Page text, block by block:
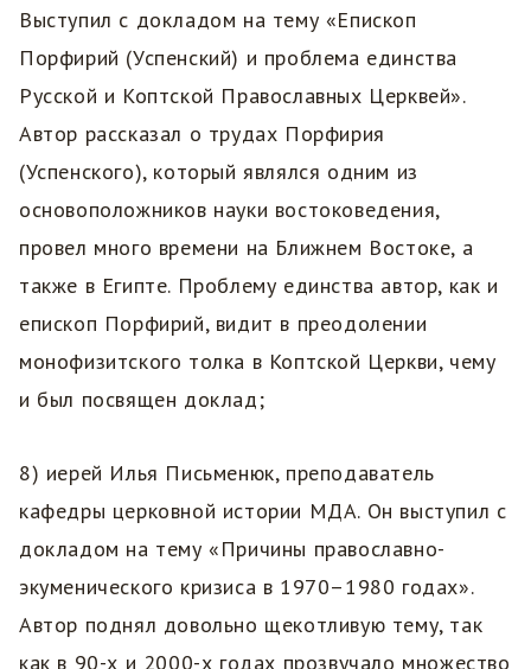
Выступил с докладом на тему «Епископ
Порфирий (Успенский) и проблема единства
Русской и Коптской Православных Церквей».
Автор рассказал о трудах Порфирия
(Успенского), который являлся одним из
основоположников науки востоковедения,
провел много времени на Ближнем Востоке, а
также в Египте. Проблему единства автор, как и
епископ Порфирий, видит в преодолении
монофизитского толка в Коптской Церкви, чему
и был посвящен доклад;
8) иерей Илья Письменюк, преподаватель
кафедры церковной истории МДА. Он выступил с
докладом на тему «Причины православно-
экуменического кризиса в 1970–1980 годах».
Автор поднял довольно щекотливую тему, так
как в 90-х и 2000-х годах прозвучало множество